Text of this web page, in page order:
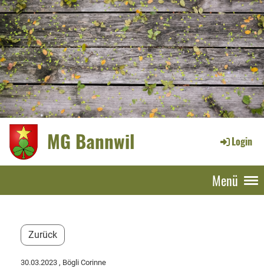
MG Bannwil Login
Menü
Zurück
30.03.2023 , Bögli Corinne